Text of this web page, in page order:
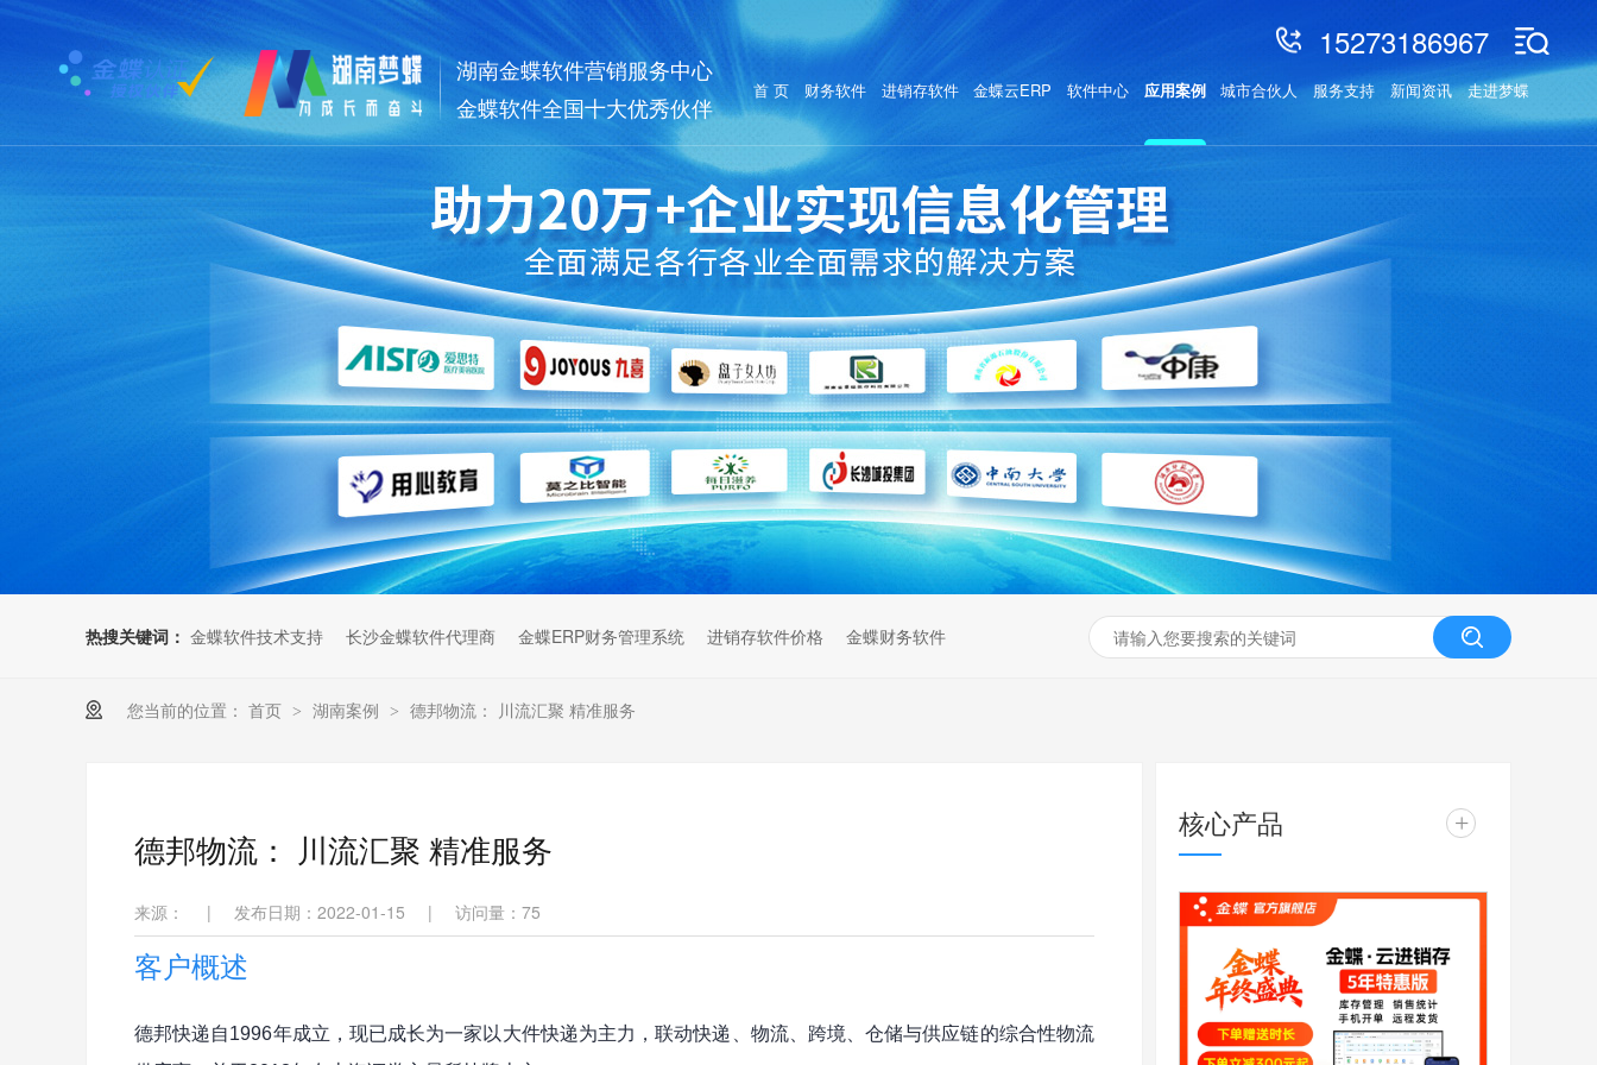
湖南金蝶软件营销服务中心
金蝶软件全国十大优秀伙伴
15273186967
首 页 财务软件 进销存软件 金蝶云ERP 软件中心 应用案例 城市合伙人 服务支持 新闻资讯 走进梦蝶
热搜关键词： 金蝶软件技术支持 长沙金蝶软件代理商 金蝶ERP财务管理系统 进销存软件价格 金蝶财务软件
您当前的位置： 首页 > 湖南案例 > 德邦物流： 川流汇聚 精准服务
德邦物流： 川流汇聚 精准服务
来源： | 发布日期：2022-01-15 | 访问量： 75
客户概述
德邦快递自1996年成立，现已成长为一家以大件快递为主力，联动快递、物流、跨境、仓储与供应链的综合性物流
核心产品 +